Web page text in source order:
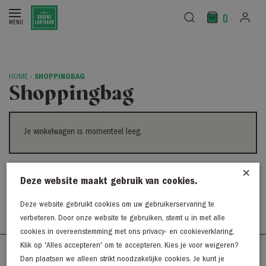
0
HOME › SHOPPINGBAG
Shoppingbag
Je winkelwagen is momenteel leeg.
Terug naar winkel
Westerkaai 48
×
Deze website maakt gebruik van cookies.
Deze website gebruikt cookies om uw gebruikerservaring te
verbeteren. Door onze website te gebruiken, stemt u in met alle
cookies in overeenstemming met ons privacy- en cookieverklaring.
Klik op 'Alles accepteren' om te accepteren. Kies je voor weigeren?
Dan plaatsen we alleen strikt noodzakelijke cookies. Je kunt je